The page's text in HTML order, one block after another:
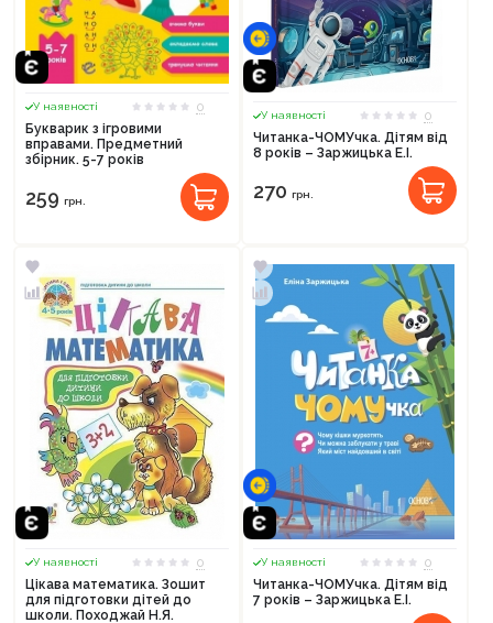
У наявності
0
Букварик з ігровими
вправами. Предметний
збірник. 5-7 років
259 грн.
У наявності
0
Читанка-ЧОМУчка. Дітям від
8 років – Заржицька Е.І.
270 грн.
У наявності
0
Цікава математика. Зошит
для підготовки дітей до
школи. Походжай Н.Я.
У наявності
0
Читанка-ЧОМУчка. Дітям від
7 років – Заржицька Е.І.